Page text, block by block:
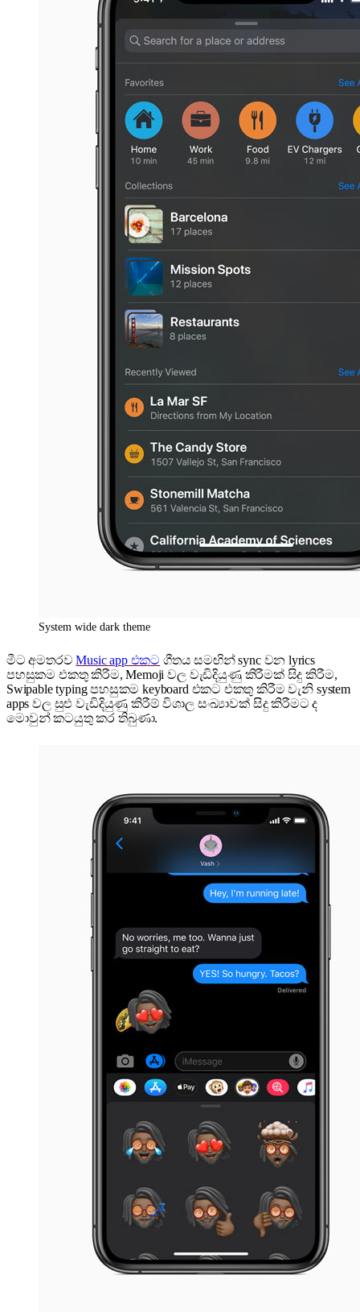
System wide dark theme
මීට අමතරවMusic app එකට ගීතය සමඟින් sync වන lyrics
පහසුකම එකතු කිරීම, Memoji වල වැඩිදියුණු කිරීමක් සිදු කිරීම,
Swipable typing පහසුකම keyboard එකට එකතු කිරීම වැනි system
apps වල සුළු වැඩිදියුණු කිරීම් විශාල සංඛ්‍යාවක් සිදු කිරීමට ද
මොවුන් කටයුතු කර තිබුණා.